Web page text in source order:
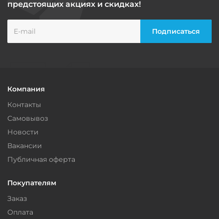
предстоящих акциях и скидках!
Компания
Контакты
Самовывоз
Новости
Вакансии
Публичная оферта
Покупателям
Заказ
Оплата